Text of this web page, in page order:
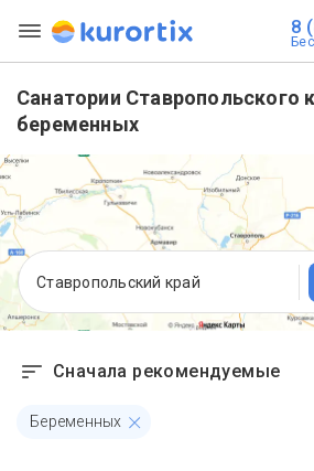
8
Санатории Ставропольского
беременных
Ставропольский край
Сначала рекомендуемые
Беременных